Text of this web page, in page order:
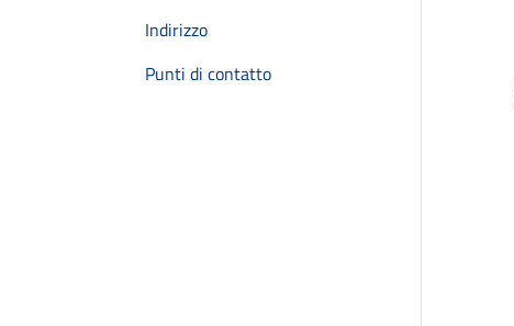
Indirizzo
Punti di contatto